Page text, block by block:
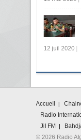
12 juil 2020 |
Accueil
Radio
Jil FM
© 2026 Radio